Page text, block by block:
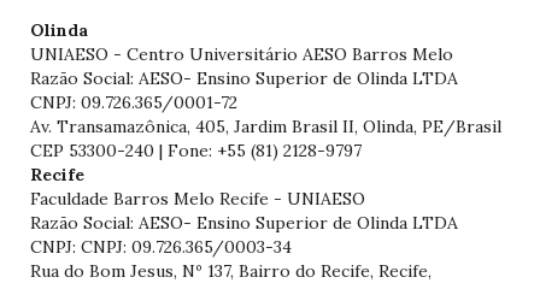
Olinda
UNIAESO - Centro Universitário AESO Barros Melo
Razão Social: AESO- Ensino Superior de Olinda LTDA
CNPJ: 09.726.365/0001-72
Av. Transamazônica, 405, Jardim Brasil II, Olinda, PE/Brasil
CEP 53300-240 | Fone: +55 (81) 2128-9797
Recife
Faculdade Barros Melo Recife - UNIAESO
Razão Social: AESO- Ensino Superior de Olinda LTDA
CNPJ: CNPJ: 09.726.365/0003-34
Rua do Bom Jesus, Nº 137, Bairro do Recife, Recife,